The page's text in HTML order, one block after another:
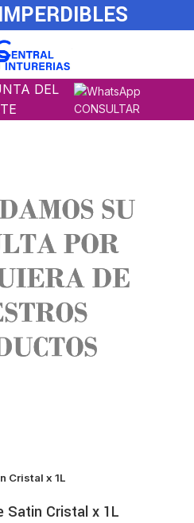
DEL
CONSULTAR
Cristal x 1L
Satin Cristal x 1L